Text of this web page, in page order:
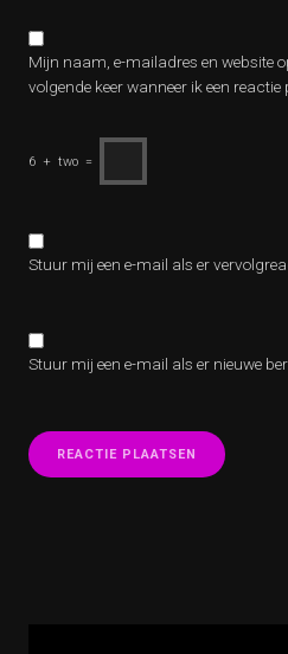
Mijn naam, e-mailadres en website
volgende keer wanneer ik een reactie
6 + two =
Stuur mij een e-mail als er
Stuur mij een e-mail als er nieuwe